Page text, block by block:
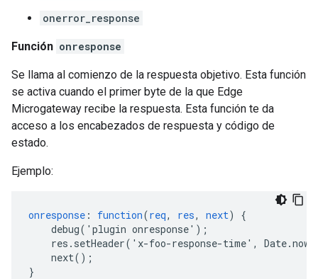
onerror_response
Función onresponse
Se llama al comienzo de la respuesta objetivo. Esta función
se activa cuando el primer byte de la que Edge
Microgateway recibe la respuesta. Esta función te da
acceso a los encabezados de respuesta y código de
estado.
Ejemplo:
onresponse : function(req, res, next)
{
debug('plugin onresponse') ;
res.setHeader('x-foo-response-time',
next() ;
}